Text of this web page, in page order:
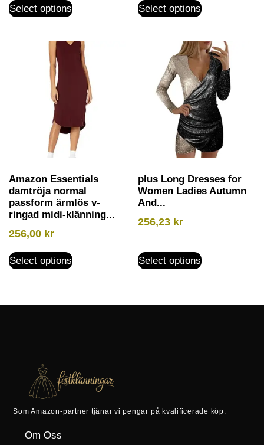
Select options Select options
Amazon Essentials
damtröja normal
passform ärmlös v-
ringad midi-klänning...
256,00 kr
Select options
plus Long Dresses for
Women Ladies Autumn
And...
256,23 kr
Select options
Som Amazon-partner tjänar vi pengar på kvalificerade köp.
Om Oss